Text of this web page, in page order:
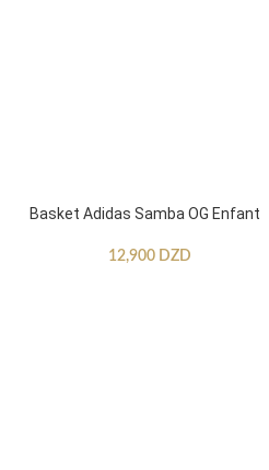
Basket Adidas Samba OG Enfant
12,900 DZD